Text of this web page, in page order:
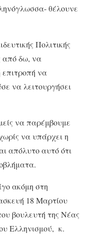
θέλουνε
Πολιτικής
από δω, να
επιτροπή να
να λειτουργήσει
να παρέμβουμε
να υπάρχει η
απόλυτο αυτό ότι
ακόμη στη
18 Μαρτίου
βουλευτή της Νέας
Ελληνισμού, κ.